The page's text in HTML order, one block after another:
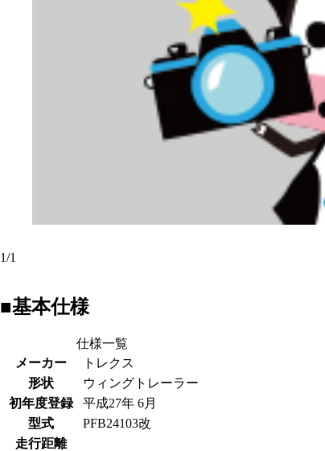
1/1
■基本仕様
仕様一覧
メーカー
トレクス
形状
ウィングトレーラー
初年度登録
平成27年 6月
型式
PFB24103改
走行距離